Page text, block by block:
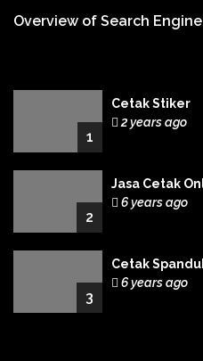
Overview of Search
1
Cetak Stiker
2 years ago
2
Jasa Cetak
6 years ago
3
Cetak
6 years ago